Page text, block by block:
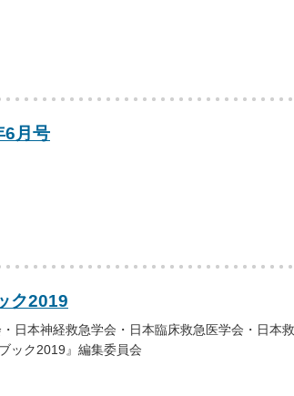
6月号
ク2019
日本神経救急学会・日本臨床救急医学会・日本
ック2019』編集委員会